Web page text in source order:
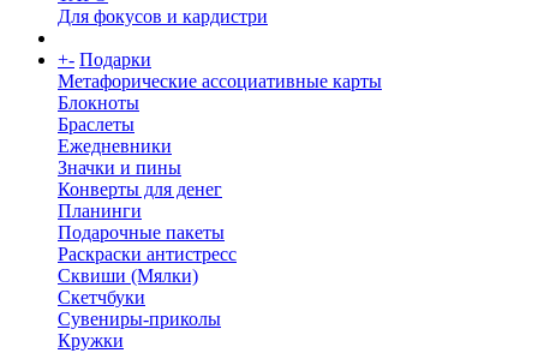
Для фокусов и кардистри
+- Подарки
Метафорические ассоциативные карты
Блокноты
Браслеты
Ежедневники
Значки и пины
Конверты для денег
Планинги
Подарочные пакеты
Раскраски антистресс
Сквиши (Мялки)
Скетчбуки
Сувениры-приколы
Кружки